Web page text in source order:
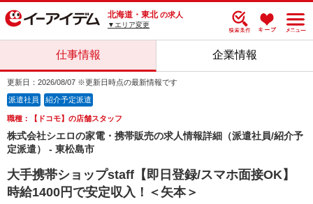
北海道・東北 の求人
▼エリア変更
仕事情報 企業情報
更新日：2026/08/07 ※更新日時点の最新情報です
派遣社員 紹介予定派遣
職種：【ドコモ】の店舗スタッフ
株式会社シエロの家電・携帯販売の求人情報詳細（派遣社員/紹介予
定派遣） - 東松島市
大手携帯ショップstaff【即日登録/スマホ面接OK】
時給1400円で安定収入！＜矢本＞